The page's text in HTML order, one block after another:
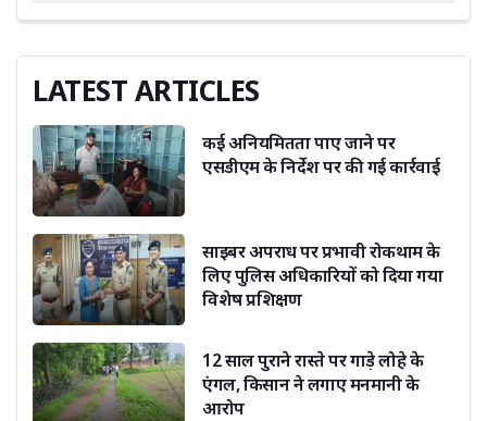
LATEST ARTICLES
कई अनियमितता पाए जाने पर
एसडीएम के निर्देश पर की गई कार्रवाई
साइबर अपराध पर प्रभावी रोकथाम के
लिए पुलिस अधिकारियों को दिया गया
विशेष प्रशिक्षण
12 साल पुराने रास्ते पर गाड़े लोहे के
एंगल, किसान ने लगाए मनमानी के
आरोप